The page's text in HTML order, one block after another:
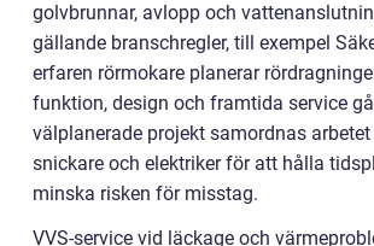
golvbrunnar, avlopp och
gällande branschregler, till exempel
erfaren rörmokare planerar
funktion, design och framtida service
välplanerade projekt samordnas
snickare och elektriker för att hålla
minska risken för misstag.
VVS-service vid läckage och